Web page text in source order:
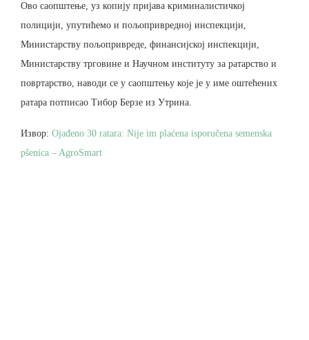
Ово саопштење, уз копију пријава криминалистичкој
полицији, упутићемо и пољопривредној инспекцији,
Министарству пољопривреде, финансијској инспекцији,
Министарству трговине и Научном институту за ратарство и
повртарство, наводи се у саопштењу које је у име оштећених
ратара потписао Тибор Берзе из Утрина.
Извор: Ojađeno 30 ratara: Nije im plaćena isporučena semenska
pšenica – AgroSmart